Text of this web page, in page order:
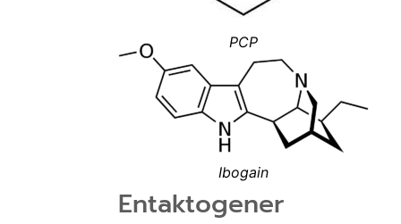
Ibogain
PCP
Entaktogener